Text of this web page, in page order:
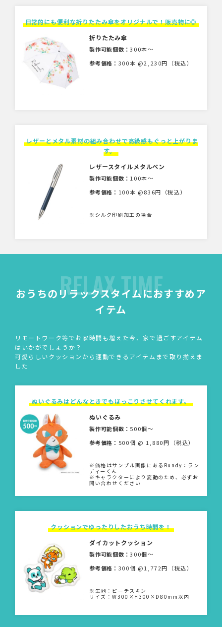
日常的にも便利な折りたたみ傘をオリジナルで！販売物に◎
折りたたみ傘
製作可能個数：300本〜
参考価格： 300本 @2,230円（税込）
レザーとメタル素材の組み合わせで高級感もぐっと上がりま
す。
レザースタイルメタルペン
製作可能個数： 100本〜
参考価格： 100本 @836円（税込）
※シルク印刷加工の場合
RELAX TIME
おうちのリラックスタイムにおすすめア
イテム
リモートワーク等でお家時間も増えた今、家で過ごすアイテム
はいかがでしょうか？
可愛らしいクッションから運動できるアイテムまで取り揃えま
した
ぬいぐるみはどんなときでもほっこりさせてくれます。
ぬいぐるみ
製作可能個数： 500個〜
参考価格： 500個 @ 1,880円（税込）
※価格はサンプル画像にあるRundy：ラン
ディーくん
※キャラクターにより変動のため、必ずお
問い合わせください
クッションでゆったりしたおうち時間を！
ダイカットクッション
製作可能個数：300個〜
参考価格： 300個 @1,772円（税込）
※生地：ピーチスキン
サイズ：W300×H300×D80mm以内